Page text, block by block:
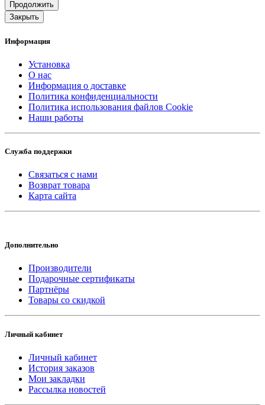
Продолжить
Закрыть
Информация
Установка
О нас
Информация о доставке
Политика конфиденциальности
Политика использования файлов Cookie
Наши работы
Служба поддержки
Связаться с нами
Возврат товара
Карта сайта
Дополнительно
Производители
Подарочные сертификаты
Партнёры
Товары со скидкой
Личный кабинет
Личный кабинет
История заказов
Мои закладки
Рассылка новостей